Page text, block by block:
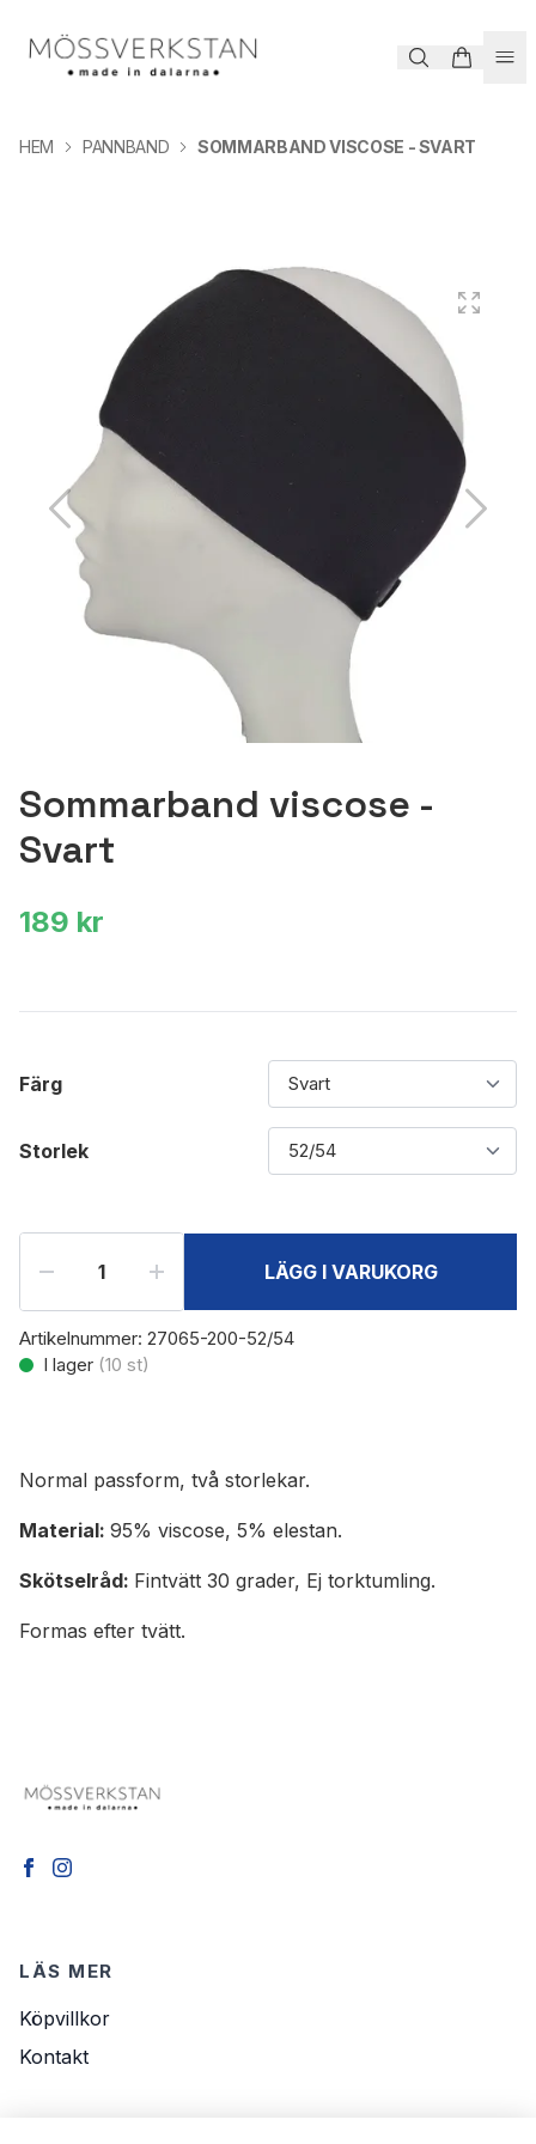
HEM PANNBAND SOMMARBAND VISCOSE - SVART
Sommarband viscose -
Svart
189 kr
Färg
Storlek
LÄGG I VARUKORG
Artikelnummer: 27065-200-52/54
I lager (10 st)
Normal passform, två storlekar.
Material: 95% viscose, 5% elestan.
Skötselråd: Fintvätt 30 grader, Ej torktumling.
Formas efter tvätt.
LÄS MER
Köpvillkor
Kontakt